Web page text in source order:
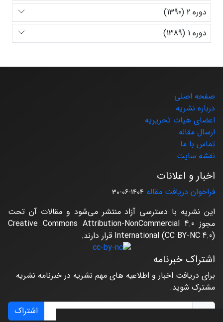
دوره 2 (1390)
دوره 1 (1389)
صفحه اصلی
درباره نشریه
اعضای هیات تحریریه
ارسال مقاله
تماس با ما
نقشه سایت
اخبار و اعلانات
فراخوان دریافت مقاله 1404-06-30
این نشریه با دسترسی آزاد منتشر می‌شود و مقالات آن تحت
مجوز Creative Commons Attribution-NonCommercial 4.0
International (CC BY-NC 4.0) قرار دارند.
اشتراک خبرنامه
برای دریافت اخبار و اطلاعیه های مهم نشریه در خبرنامه نشریه
مشترک شوید.
اشتراک